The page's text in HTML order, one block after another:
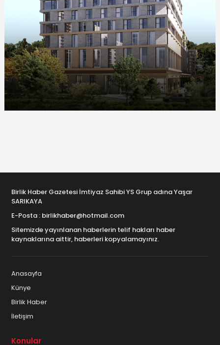
Birlik Haber Gazetesi İmtiyaz Sahibi YS Grup adına Yaşar
SARIKAYA
E-Posta : birlikhaber@hotmail.com
Sitemizde yayınlanan haberlerin telif hakları haber
kaynaklarına aittir, haberleri kopyalamayınız.
Anasayfa
Künye
Birlik Haber
İletişim
Konular